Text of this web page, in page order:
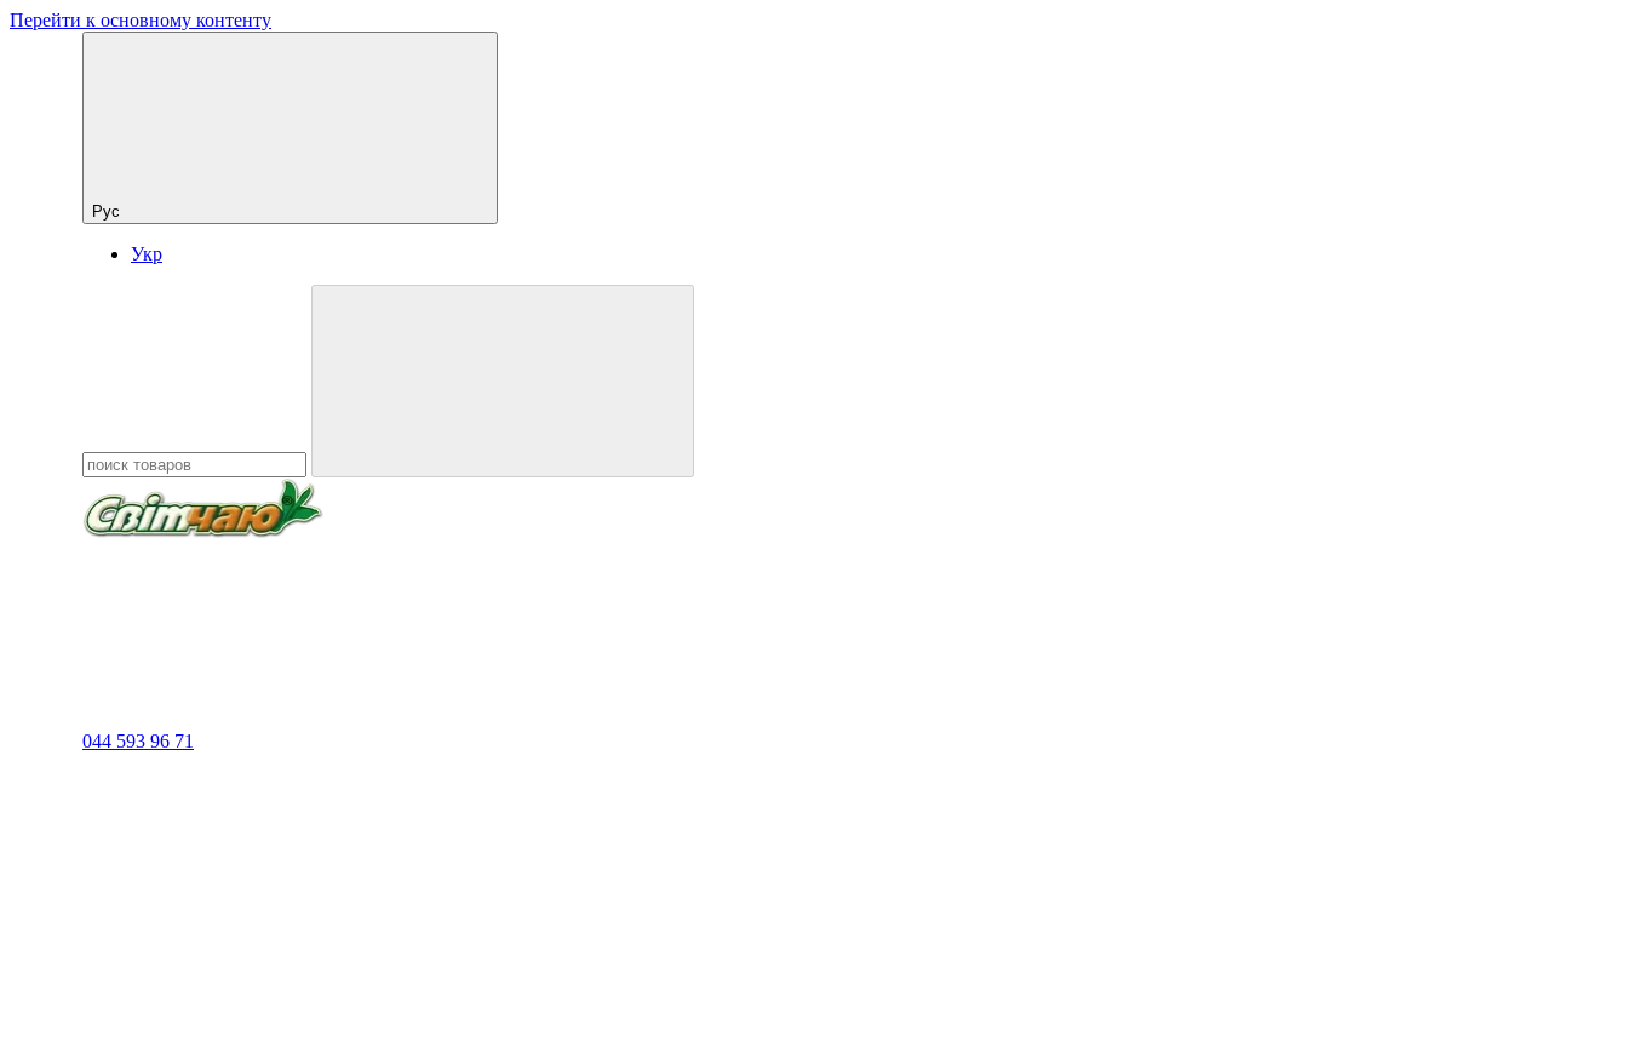
Перейти к основному контенту
Рус
Укр
044 593 96 71